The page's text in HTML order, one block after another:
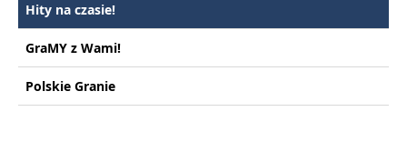
Hity na czasie!
GraMY z Wami!
Polskie Granie